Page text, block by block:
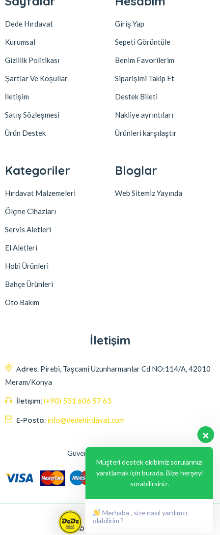
Dede Hırdavat
Kurumsal
Gizlilik Politikası
Şartlar Ve Koşullar
İletişim
Satış Sözleşmesi
Ürün Destek
Giriş Yap
Sepeti Görüntüle
Benim Favorilerim
Siparişimi Takip Et
Destek Bileti
Nakliye ayrıntıları
Ürünleri karşılaştır
Kategoriler
Hırdavat Malzemeleri
Ölçme Cihazları
Servis Aletleri
El Aletleri
Hobi Ürünleri
Bahçe Ürünleri
Oto Bakım
Bloglar
Web Sitemiz Yayında
İletişim
Adres: Pirebi, Taşcami Uzunharmanlar Cd NO:114/A, 42010
Meram/Konya
İletişim:(+90) 531 606 57 63
E-Posta: info@dedehirdavat.com
Güvenli Ödeme Seçenekleri
© 2024, Liabil Dizayn
Müşteri destek ekibimiz sorularınızı
yanıtlamak için burada. Bize herşeyi
sorabilirsiniz.
Merhaba , size nasıl yardımcı
olabilirim ?